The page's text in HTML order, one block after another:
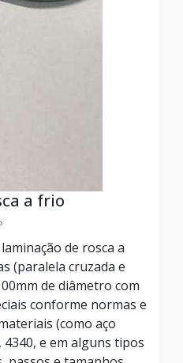
a frio
de rosca a
(paralela cruzada e
de diâmetro com
conforme normas e
(como aço
4340, e em alguns tipos